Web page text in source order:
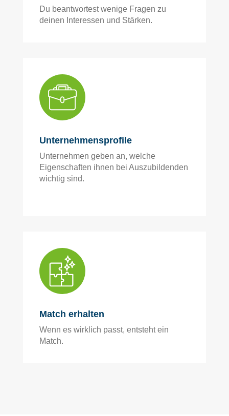
Du beantwortest wenige Fragen zu
deinen Interessen und Stärken.
Unternehmensprofile
Unternehmen geben an, welche
Eigenschaften ihnen bei Auszubildenden
wichtig sind.
Match erhalten
Wenn es wirklich passt, entsteht ein
Match.